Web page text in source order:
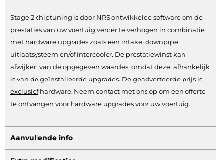
Stage 2 chiptuning is door NRS ontwikkelde software om de
prestaties van uw voertuig verder te verhogen in combinatie
met hardware upgrades zoals een intake, downpipe,
uitlaatsysteem en/of intercooler. De prestatiewinst kan
afwijken van de opgegeven waardes, omdat deze afhankelijk
is van de geïnstalleerde upgrades. De geadverteerde prijs is
exclusiefhardware. Neem contact met ons op om een offerte
te ontvangen voor hardware upgrades voor uw voertuig.
Aanvullende info